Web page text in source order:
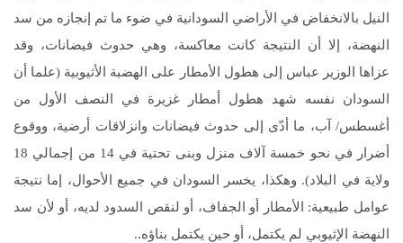
النيل بالانخفاض في الأراضي السودانية في ضوء ما تم إنجازه من سد
النهضة، إلا أن النتيجة كانت معاكسة، وهي حدوث فيضانات، وقد
عزاها الوزير عباس إلى هطول الأمطار على الهضبة الأثيوبية (علما أن
السودان نفسه شهد هطول أمطار غزيرة في النصف الأول من
أغسطس/ آب، ما أدّى إلى حدوث فيضانات وانزلاقات أرضية، ووقوع
أضرار في نحو خمسة آلاف منزل وبنى تحتية في 14 من إجمالي 18
ولاية في البلاد). وهكذا، يخسر السودان في جميع الأحوال، إما نتيجة
عوامل طبيعية: الأمطار أو الجفاف، أو لنقص السدود لديه، أو لأن سد
النهضة الإثيوبي لم يكتمل، أو حين يكتمل بناؤه..